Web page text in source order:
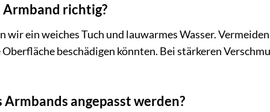
Armband richtig?
wir ein weiches Tuch und lauwarmes Wasser.
Oberfläche beschädigen könnten. Bei stärkeren
Armbands angepasst werden?